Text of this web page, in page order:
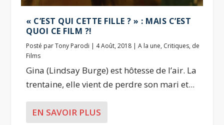
« C’EST QUI CETTE FILLE ? » : MAIS C’EST
QUOI CE FILM ?!
Posté parTony Parodi | 4 Août, 2018 |A la une, Critiques, de
Films
Gina (Lindsay Burge) est hôtesse de l’air. La
trentaine, elle vient de perdre son mari et...
EN SAVOIR PLUS